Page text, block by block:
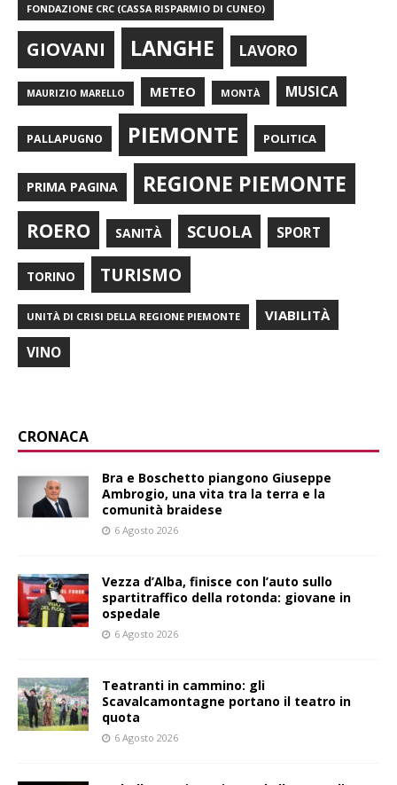
FONDAZIONE CRC (CASSA RISPARMIO DI CUNEO)
GIOVANI LANGHE LAVORO
MAURIZIO MARELLO METEO MONTÀ MUSICA
PALLAPUGNO PIEMONTE POLITICA
PRIMA PAGINA REGIONE PIEMONTE
ROERO SANITÀ SCUOLA SPORT
TORINO TURISMO
UNITÀ DI CRISI DELLA REGIONE PIEMONTE VIABILITÀ
VINO
CRONACA
Bra e Boschetto piangono Giuseppe
Ambrogio, una vita tra la terra e la
comunità braidese
6 Agosto 2026
Vezza d’Alba, finisce con l’auto sullo
spartitraffico della rotonda: giovane in
ospedale
6 Agosto 2026
Teatranti in cammino: gli
Scavalcamontagne portano il teatro in
quota
6 Agosto 2026